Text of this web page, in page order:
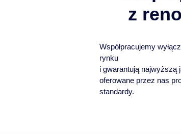
z
Współpracujemy
rynku
i gwarantują najwyższą
oferowane przez nas
standardy.